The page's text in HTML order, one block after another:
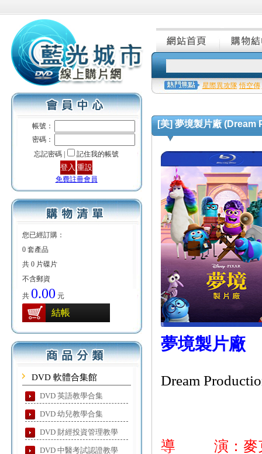
帳號：
密碼：
忘記密碼 |
記住我的帳號
免費註冊會員
您已經訂購：
0 套產品
共 0 片碟片
不含郵資
共 0.00 元
結帳
DVD 軟體合集館
DVD 英語教學合集
DVD 幼兒教學合集
DVD 財經投資管理教學
DVD 中醫考試認證教學
星際異攻隊 悟空傳
[美] 夢境製片廠 (Dream
夢境製片廠
Dream
導 演：麥